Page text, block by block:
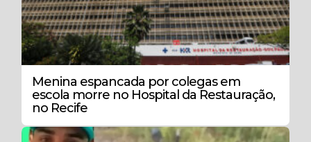
Menina espancada por colegas em
escola morre no Hospital da Restauração,
no Recife